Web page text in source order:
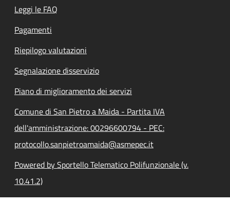
Leggi le FAQ
Pagamenti
Riepilogo valutazioni
Segnalazione disservizio
Piano di miglioramento dei servizi
Comune di San Pietro a Maida - Partita IVA
dell'amministrazione: 00296600794 - PEC:
protocollo.sanpietroamaida@asmepec.it
Powered by Sportello Telematico Polifunzionale (v.
10.41.2)